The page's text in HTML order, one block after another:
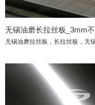
无锡油磨长拉丝板_3mm